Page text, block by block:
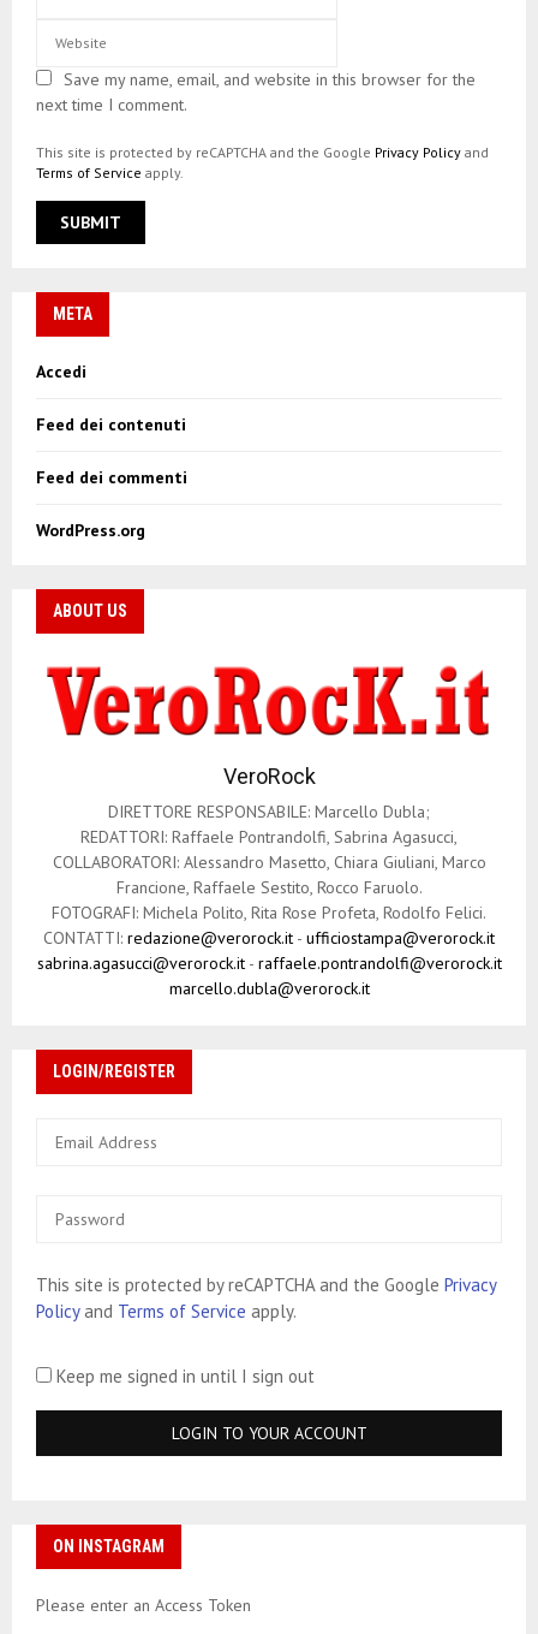
Save my name, email, and website in this browser for the
next time I comment.
This site is protected by reCAPTCHA and the Google Privacy Policy and
Terms of Service apply.
META
Accedi
Feed dei contenuti
Feed dei commenti
WordPress.org
ABOUT US
VeroRock
DIRETTORE RESPONSABILE: Marcello Dubla;
REDATTORI: Raffaele Pontrandolfi, Sabrina Agasucci,
COLLABORATORI: Alessandro Masetto, Chiara Giuliani, Marco
Francione, Raffaele Sestito, Rocco Faruolo.
FOTOGRAFI: Michela Polito, Rita Rose Profeta, Rodolfo Felici.
CONTATTI: redazione@verorock.it - ufficiostampa@verorock.it
sabrina.agasucci@verorock.it- raffaele.pontrandolfi@verorock.it
marcello.dubla@verorock.it
LOGIN/REGISTER
This site is protected by reCAPTCHA and the Google Privacy
Policyand Terms of Service apply.
Keep me signed in until I sign out
ON INSTAGRAM
Please enter an Access Token